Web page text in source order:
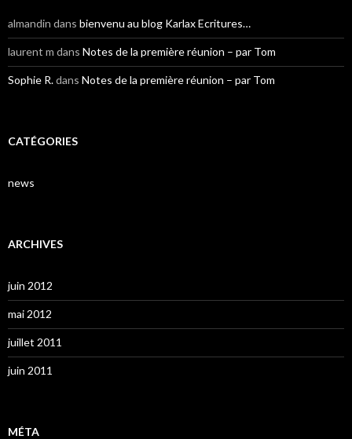
almandin dans bienvenu au blog Karlax Ecritures…
laurent m dans Notes de la première réunion – par Tom
Sophie R.dans Notes de la première réunion – par Tom
CATÉGORIES
news
ARCHIVES
juin 2012
mai 2012
juillet 2011
juin 2011
MÉTA